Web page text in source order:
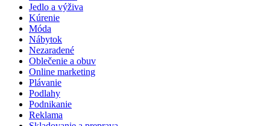
Jedlo a výživa
Kúrenie
Móda
Nábytok
Nezaradené
Oblečenie a obuv
Online marketing
Plávanie
Podlahy
Podnikanie
Reklama